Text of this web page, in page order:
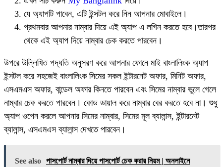
যে অ্যাপটি পাবেন, এটি ইন্সটল করে নিন আপনার মোবাইলে।
প্রথমবার আপনার নাম্বার দিয়ে এই অ্যাপ এ লগিন করতে হবে।তারপর
থেকে এই অ্যাপ দিয়ে নাম্বার চেক করতে পারবেন।
উপরে উল্লিখিত পদ্ধতি অনুসরণ করে আপনার ফোনে মাই বাংলালিংক অ্যাপ
ইন্সটল করে সহজেই বাংলালিংক সিমের সকল ইন্টারনেট অফার, মিনিট অফার,
এসএমএস অফার, বান্ডেল অফার কিনতে পারবেন এবং সিমের নাম্বার ভুলে গেলে
নাম্বার চেক করতে পারবেন। কোড ডায়াল করে নাম্বার বের করতে হবে না। শুধু
অ্যাপ ওপেন করলে আপনার সিমের নাম্বার, সিমের মূল ব্যালান্স, ইন্টারনেট
ব্যালান্স, এসএমএস ব্যালান্স দেখতে পারবেন।
See also পাসপোর্ট নাম্বার দিয়ে পাসপোর্ট চেক করার নিয়ম | অনলাইনে